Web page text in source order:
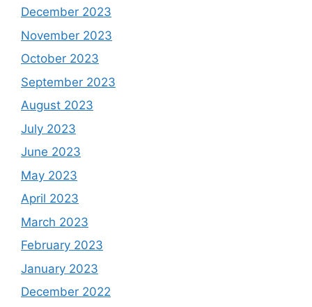
December 2023
November 2023
October 2023
September 2023
August 2023
July 2023
June 2023
May 2023
April 2023
March 2023
February 2023
January 2023
December 2022